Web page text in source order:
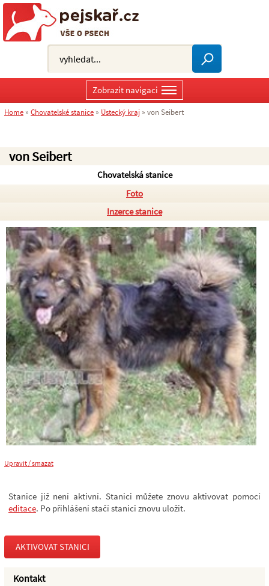
von Seibert
Chovatelská stanice
Foto
Inzerce stanice
Upravit / smazat
Stanice již není aktivní. Stanici můžete znovu aktivovat pomocí
editace. Po přihlášení stačí stanici znovu uložit.
AKTIVOVAT STANICI
Kontakt
Zobrazit navigaci
Home » Chovatelské stanice » Ústecký kraj » von Seibert